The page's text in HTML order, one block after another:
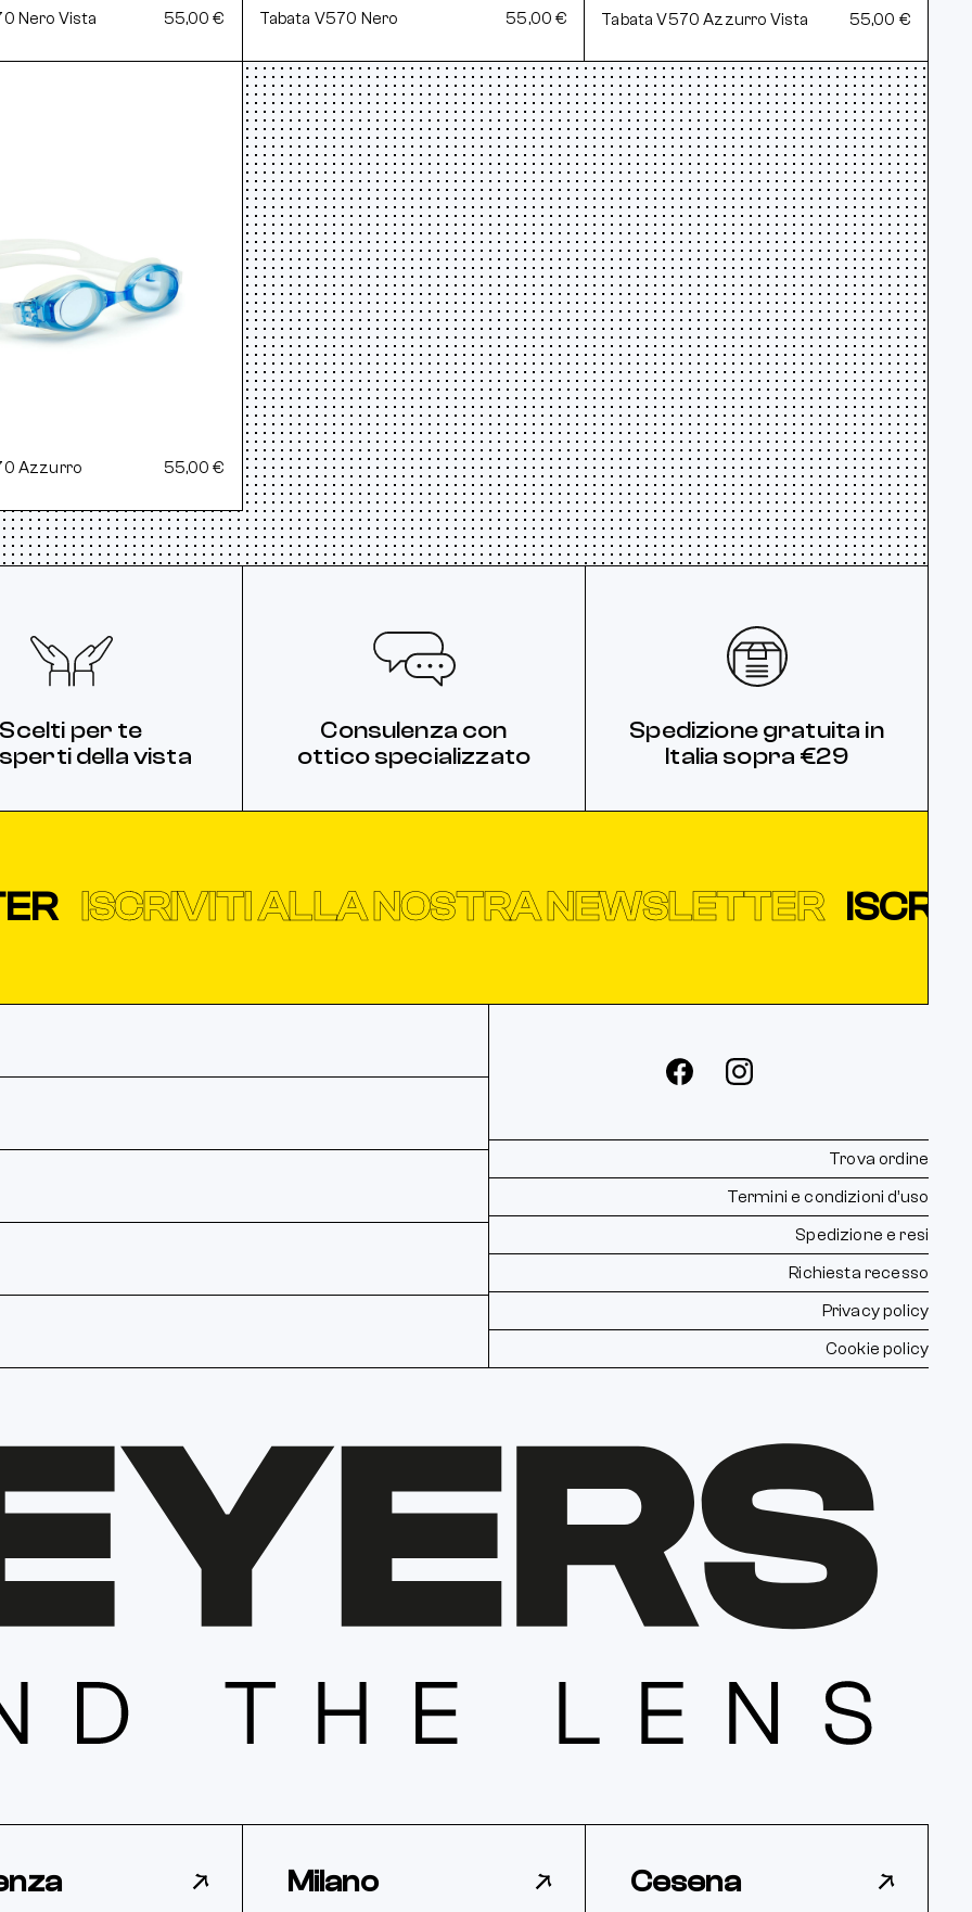
Nero Vista 55,00 € Tabata V570 Nero 55,00 € Tabata V570 Azzurro Vista 55,00 €
Azzurro 55,00 €
Scelti per te
della vista
Consulenza con
ottico specializzato
Spedizione gratuita in
Italia sopra €29
ALLA NOSTRA NEWSLETTER ISCRIVITI
Trova ordine
Termini e condizioni d’uso
Spedizione e resi
Richiesta recesso
Privacy policy
Cookie policy
Milano Cesena